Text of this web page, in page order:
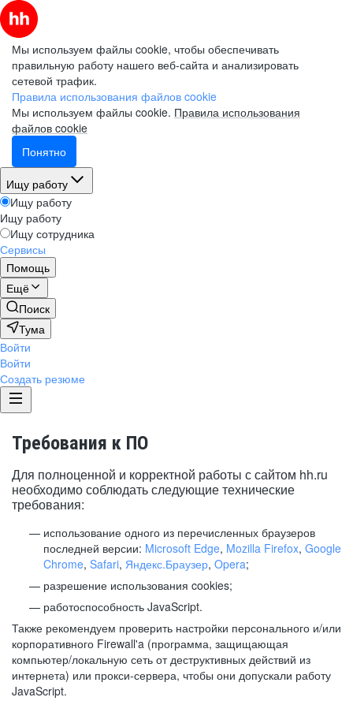
Мы используем файлы cookie, чтобы обеспечивать
правильную работу нашего веб-сайта и анализировать
сетевой трафик.
Правила использования файлов cookie
Мы используем файлы cookie. Правила использования
файлов cookie
Понятно
Ищу работу
Ищу работу
Ищу работу
Ищу сотрудника
Сервисы
Помощь
Ещё
Поиск
Тума
Войти
Войти
Создать резюме
Требования к ПО
Для полноценной и корректной работы с сайтом hh.ru
необходимо соблюдать следующие технические
требования:
использование одного из перечисленных браузеров
последней версии: Microsoft Edge, Mozilla Firefox, Google
Chrome, Safari, Яндекс.Браузер, Opera;
разрешение использования cookies;
работоспособность JavaScript.
Также рекомендуем проверить настройки персонального и/или
корпоративного Firewall'a (программа, защищающая
компьютер/локальную сеть от деструктивных действий из
интернета) или прокси-сервера, чтобы они допускали работу
JavaScript.